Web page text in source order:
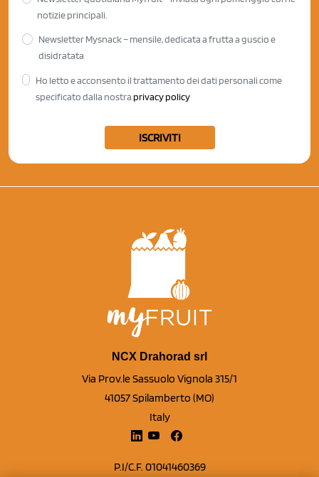
notizie principali.
Newsletter Mysnack – mensile, dedicata a frutta a guscio e
disidratata
Ho letto e acconsento il trattamento dei dati personali come
specificato dalla nostra privacy policy
ISCRIVITI
NCX Drahorad srl
Via Prov.le Sassuolo Vignola 315/1
41057 Spilamberto (MO)
Italy
P.I/C.F. 01041460369